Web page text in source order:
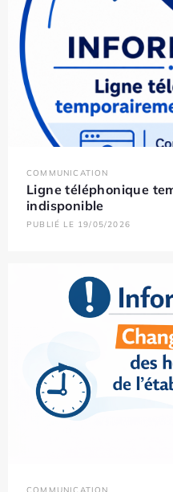
COMMUNICATION
Ligne téléphonique
indisponible
PUBLIÉ LE 19/05/2026